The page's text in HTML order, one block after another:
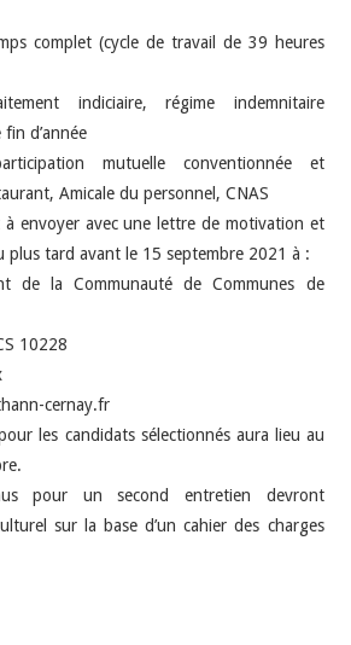
complet (cycle de travail de 39 heures
indiciaire, régime indemnitaire
d’année
mutuelle conventionnée et
Amicale du personnel, CNAS
à envoyer avec une lettre de motivation et
plus tard avant le 15 septembre 2021 à :
de la Communauté de Communes de
10228
cernay.fr
les candidats sélectionnés aura lieu au
pour un second entretien devront
sur la base d’un cahier des charges